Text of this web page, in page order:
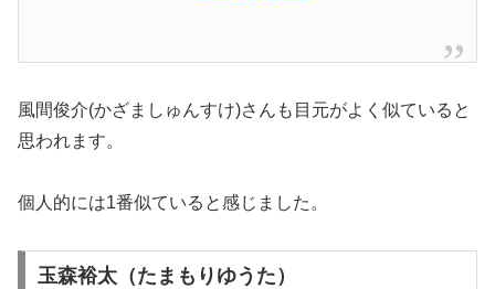
風間俊介(かざましゅんすけ)さんも目元がよく似ていると
思われます。
個人的には1番似ていると感じました。
玉森裕太（たまもりゆうた）